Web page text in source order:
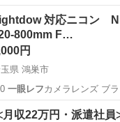
タキズミ
対応ニコン
800mm F…
円
県 鴻巣市
一眼レフ カメラ
その他 望遠レンズ
収22万円・派遣社